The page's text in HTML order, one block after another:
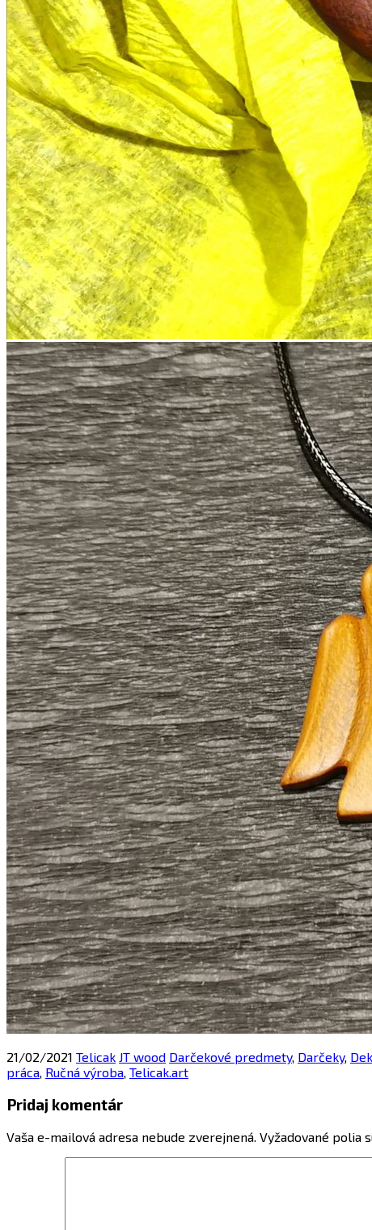
21/02/2021 Telicak JT wood Darčekové predmety, Darčeky,
práca, Ručná výroba, Telicak.art
Pridaj komentár
Vaša e-mailová adresa nebude zverejnená. Vyžadované polia